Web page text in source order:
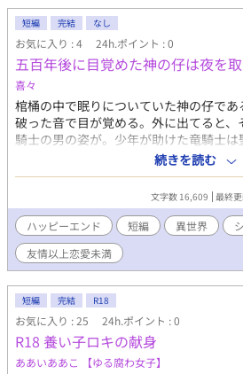
短編 完結 なし
お気に入り : 4 24h.ポイント : 0
五百年後に目覚めた神の仔は夜を
喜々
棺桶の中で眠りについていた神の仔で
破った音で目が覚める。外に出てると
騎士の男の姿が。少年が助けた竜騎士
の廟を訪れたという。助けたことをきっ
へ向かうが、聖女選定の儀に巻き込ま
騎士と冷淡な神の仔が織りなす友情以
度は低めです。 ※他サイトで掲載して
す。
続きを読む
文字数 16,609 最終
ハッピーエンド 短編 異世界
友情以上恋愛未満
短編 完結 R18
お気に入り : 25 24h.ポイント : 0
R18 養い子ロキの献身
ああいああこ 【ゆる腐わ女子】